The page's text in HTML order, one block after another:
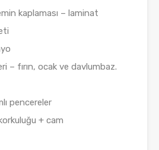
kaplaması – laminat
– fırın, ocak ve davlumbaz.
pencereler
+ cam